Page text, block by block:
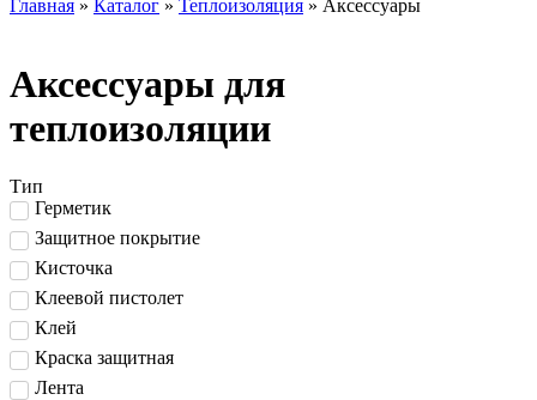
Главная » Каталог » Теплоизоляция » Аксессуары
Аксессуары для
теплоизоляции
Тип
Герметик
Защитное покрытие
Кисточка
Клеевой пистолет
Клей
Краска защитная
Лента